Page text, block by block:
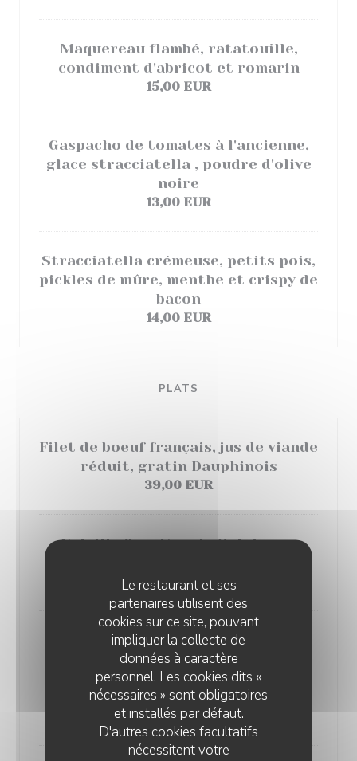
Le restaurant et ses
partenaires utilisent des
cookies sur ce site, pouvant
impliquer la collecte de
données à caractère
personnel. Les cookies dits «
nécessaires » sont obligatoires
et installés par défaut.
D'autres cookies facultatifs
nécessitent votre
Maquereau flambé, ratatouille,
condiment d'abricot et romarin
15,00 EUR
Gaspacho de tomates à l'ancienne,
glace stracciatella , poudre d'olive
noire
13,00 EUR
Stracciatella crémeuse, petits pois,
pickles de mûre, menthe et crispy de
bacon
14,00 EUR
PLATS
Filet de boeuf français, jus de viande
réduit, gratin Dauphinois
39,00 EUR
Volaille fermière de Culoiseau,
32,00 EUR
Coeur de romaine façon Ceasar,
blanc de poulet fermier Culoiseau,
crispy de bacon, parmesan et
croûtons
26,00 EUR